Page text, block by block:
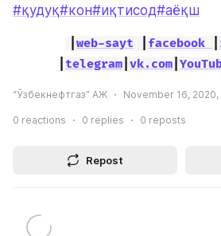
#қудуқ#кон#иқтисод#аёқш
web-sayt facebook
telegram |vk.com |
“Ўзбекнефтгаз” АЖ November 16, 2020,
0 reactions 0 replies 0 reposts
Repost